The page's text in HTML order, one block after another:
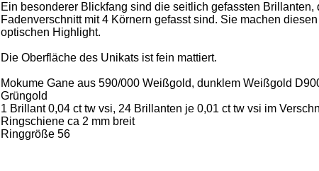
Ein besonderer Blickfang sind die seitlich gefassten Brillanten,
Fadenverschnitt mit 4 Körnern gefasst sind. Sie machen
optischen Highlight.
Die Oberfläche des Unikats ist fein mattiert.
Mokume Gane aus 590/000 Weißgold, dunklem Weißgold
Grüngold
1 Brillant 0,04 ct tw vsi, 24 Brillanten je 0,01 ct tw vsi im
Ringschiene ca 2 mm breit
Ringgröße 56